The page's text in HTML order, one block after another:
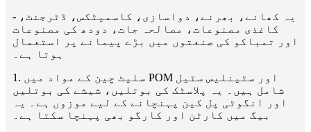
- یہ کھانے، بھرنے، دواسازی، کاسمیٹکس، ڈٹرجنٹ،
کاغذی مصنوعات، مصالحہ جات، دودھ کی مصنوعات
اور تمباکو کی صنعتوں میں بڑے پیمانے پر استعمال
ہوتا ہے۔
1. سلیٹ چین کے مواد میں POM اور سٹینلیس سٹیل
شامل ہیں۔ یہ پلاسٹک کی بوتلیں، شیشے کی بوتلیں
اور انگوٹی پل کین پہنچانے کے لیے موزوں ہے۔ یہ
بیگ میں کارٹن اور کارگو بھی پہنچا سکتا ہے۔